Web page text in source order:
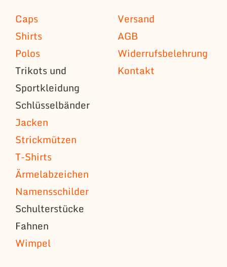
Caps
Shirts
Polos
Trikots und
Sportkleidung
Schlüsselbänder
Jacken
Strickmützen
T-Shirts
Ärmelabzeichen
Namensschilder
Schulterstücke
Fahnen
Wimpel
Versand
AGB
Widerrufsbelehrung
Kontakt